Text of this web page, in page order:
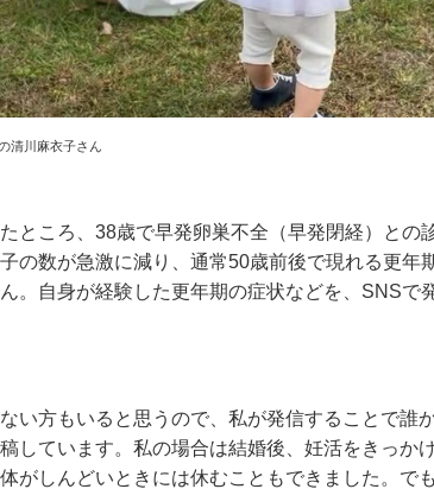
清川麻衣子さん
ところ、38歳で早発卵巣不全（早発閉経）との
の数が急激に減り、通常50歳前後で現れる更年
。自身が経験した更年期の症状などを、SNSで
ない方もいると思うので、私が発信することで誰
しています。私の場合は結婚後、妊活をきっか
がしんどいときには休むこともできました。で